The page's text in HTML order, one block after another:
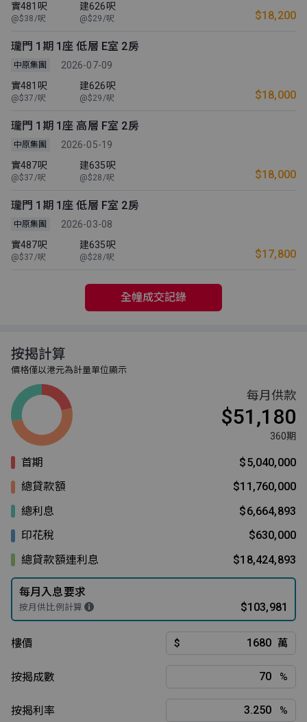
實481呎
@$38/呎
建626呎
@$29/呎 $18,200
瓏門 1期 1座 低層 E室 2房
中原集團
2026-07-09
實481呎
@$37/呎
建626呎
@$29/呎 $18,000
瓏門 1期 1座 高層 F室 2房
中原集團
2026-05-19
實487呎
@$37/呎
建635呎
@$28/呎 $18,000
瓏門 1期 1座 低層 F室 2房
中原集團
2026-03-08
實487呎
@$37/呎
建635呎
@$28/呎 $17,800
全幢成交記錄
按揭計算
價格僅以港元為計量單位顯示
每月供款
$51,180
360期
首期
$5,040,000
總貸款額
$11,760,000
總利息
$6,664,893
印花稅
$630,000
總貸款額連利息
$18,424,893
每月入息要求
按月供比例計算 $103,981
樓價 $ 萬
按揭成數 %
按揭利率 %